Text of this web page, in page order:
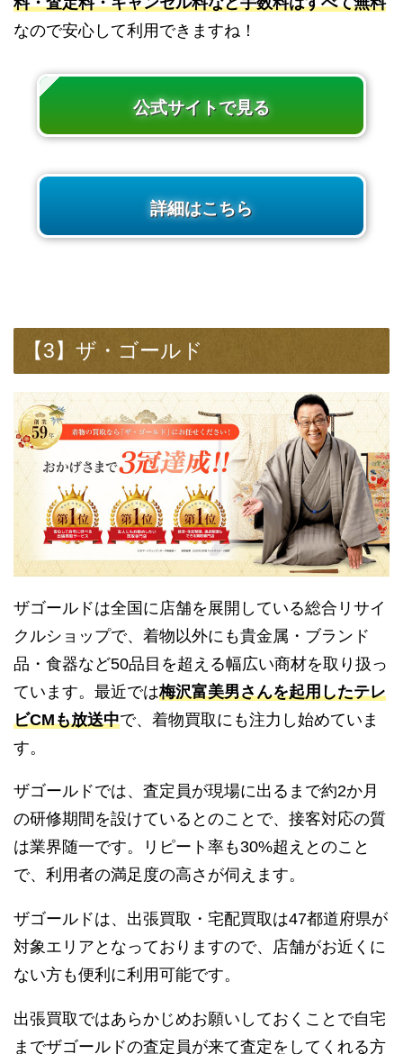
なので安心して利用できますね！
公式サイトで見る
詳細はこちら
【3】ザ・ゴールド
ザゴールドは全国に店舗を展開している総合リサイ
クルショップで、着物以外にも貴金属・ブランド
品・食器など50品目を超える幅広い商材を取り扱っ
ています。最近では梅沢富美男さんを起用したテレ
ビCMも放送中で、着物買取にも注力し始めていま
す。
ザゴールドでは、査定員が現場に出るまで約2か月
の研修期間を設けているとのことで、接客対応の質
は業界随一です。リピート率も30%超えとのこと
で、利用者の満足度の高さが伺えます。
ザゴールドは、出張買取・宅配買取は47都道府県が
対象エリアとなっておりますので、店舗がお近くに
ない方も便利に利用可能です。
出張買取ではあらかじめお願いしておくことで自宅
までザゴールドの査定員が来て査定をしてくれる方